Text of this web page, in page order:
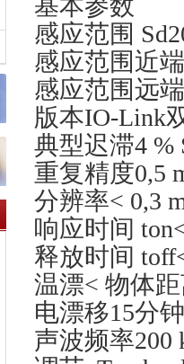
基本参数
感应范围
感应范围近
感应范围远
版本IO-Link
典型迟滞4 %
重复精度0,5
分辨率< 0,3
响应时间
释放时间
温漂< 物体
电漂移15分
声波频率200